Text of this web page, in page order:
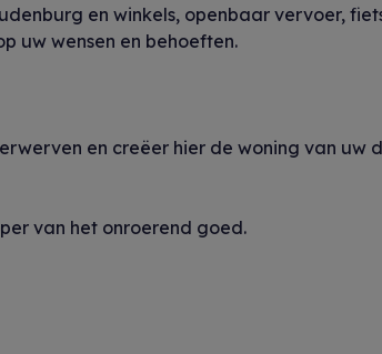
en winkels, openbaar vervoer,
uw wensen en behoeften.
en creëer hier de woning van uw
van het onroerend goed.